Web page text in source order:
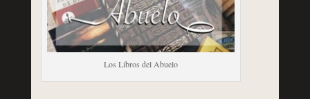
Los Libros del Abuelo